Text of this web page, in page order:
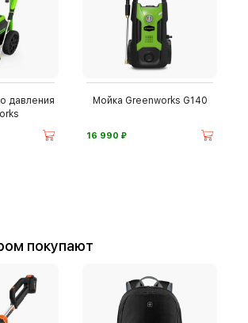
давления
Мойка Greenworks G140
16 990 ⃏
покупают